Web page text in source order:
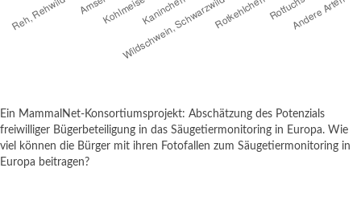
Ein MammalNet-Konsortiumsprojekt: Abschätzung des Potenzials
freiwilliger Bügerbeteiligung in das Säugetiermonitoring in Europa. Wie
viel können die Bürger mit ihren Fotofallen zum Säugetiermonitoring in
Europa beitragen?